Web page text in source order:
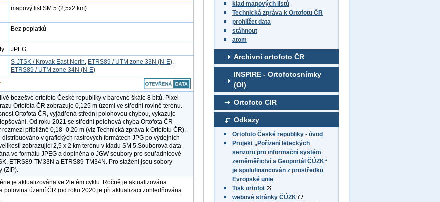
klad mapových listů
Technická zpráva k Ortofotu ČR
prohlížet data
stáhnout
atom
Archivní ortofoto ČR
INSPIRE - Ortofotosnímky
(OI)
Ortofoto CIR
Odkazy
Ortofoto České republiky - úvod
Projekt „Pořízení leteckých
senzorů pro informační systém
zeměměřictví a Geoportál ČÚZK“
je spolufinancován z prostředků
Evropské unie
Tisk ortofot
webové stránky ČÚZK
mapový list SM 5 (2,5x2 km)
Bez poplatků
JPEG
S-JTSK / Krovak East North, ETRS89 / UTM zone 33N (N-E),
ETRS89 / UTM zone 34N (N-E)
bezešvé ortofoto České republiky v barevné škále 8 bitů. Pixel
Ortofota ČR zobrazuje 0,125 m území ve střední rovině terénu.
Ortofota ČR, vyjádřená střední polohovou chybou, vykazuje
Od roku 2021 se střední polohová chyba Ortofota ČR
rozmezí přibližně 0,18–0,20 m (viz Technická zpráva k Ortofotu ČR).
distribuováno v grafických rastrových formátech JPG po výdejních
zobrazující 2,5 x 2 km terénu v kladu SM 5.Souborová data
ve formátu JPEG a doplněna o JGW soubory pro souřadnicové
ETRS89-TM33N a ETRS89-TM34N. Pro stažení jsou sobory
(ZIP).
je aktualizována ve 2letém cyklu. Ročně je aktualizována
polovina území ČR (od roku 2020 je při aktualizaci zohledňována